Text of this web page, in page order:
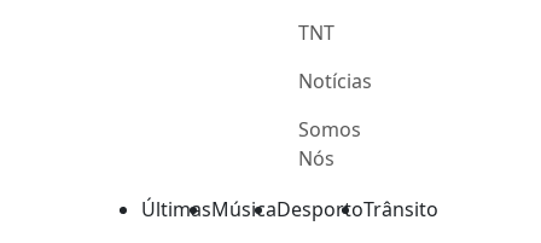
TNT
Notícias
Somos
Nós
ÚltimasMúsicaDesportoTrânsito